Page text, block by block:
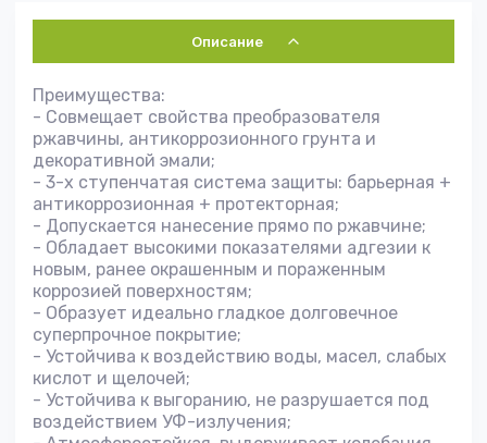
Описание
Преимущества:
- Совмещает свойства преобразователя
ржавчины, антикоррозионного грунта и
декоративной эмали;
- 3-х ступенчатая система защиты: барьерная +
антикоррозионная + протекторная;
- Допускается нанесение прямо по ржавчине;
- Обладает высокими показателями адгезии к
новым, ранее окрашенным и пораженным
коррозией поверхностям;
- Образует идеально гладкое долговечное
суперпрочное покрытие;
- Устойчива к воздействию воды, масел, слабых
кислот и щелочей;
- Устойчива к выгоранию, не разрушается под
воздействием УФ-излучения;